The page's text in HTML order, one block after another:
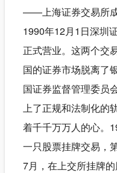
——上海证券交易所成
1990年12月1日深圳
正式营业。这两个交
国的证券市场脱离了
国证券监督管理委员
上了正规和法制化的
着千千万万人的心。
一只股票挂牌交易，
7月，在上交所挂牌